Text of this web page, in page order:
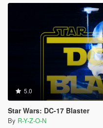
5.0
Star Wars: DC-17 Blaster
By R-Y-Z-O-N